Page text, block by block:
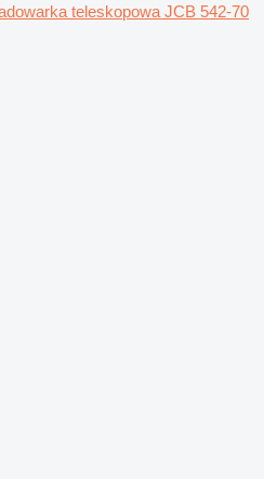
teleskopowa JCB 542-70